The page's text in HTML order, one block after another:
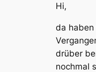
Hi,
da
drüber
nochmal